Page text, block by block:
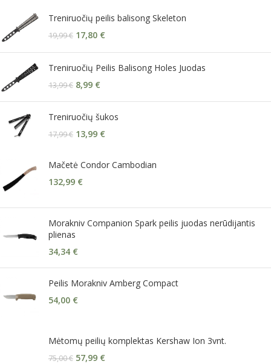
Treniruočių peilis balisong Skeleton
19,99€ 17,80 €
Treniruočių Peilis Balisong Holes Juodas
13,99€ 8,99 €
Treniruočių šukos
17,99€ 13,99 €
Mačetė Condor Cambodian
132,99 €
Morakniv Companion Spark peilis juodas nerūdijantis
plienas
34,34 €
Peilis Morakniv Amberg Compact
54,00 €
Mėtomų peilių komplektas Kershaw Ion 3vnt.
75,00€ 57,99 €